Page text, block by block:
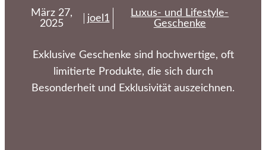
März 27,
2025
joel1
Luxus- und Lifestyle-
Geschenke
Exklusive Geschenke sind hochwertige, oft
limitierte Produkte, die sich durch
Besonderheit und Exklusivität auszeichnen.